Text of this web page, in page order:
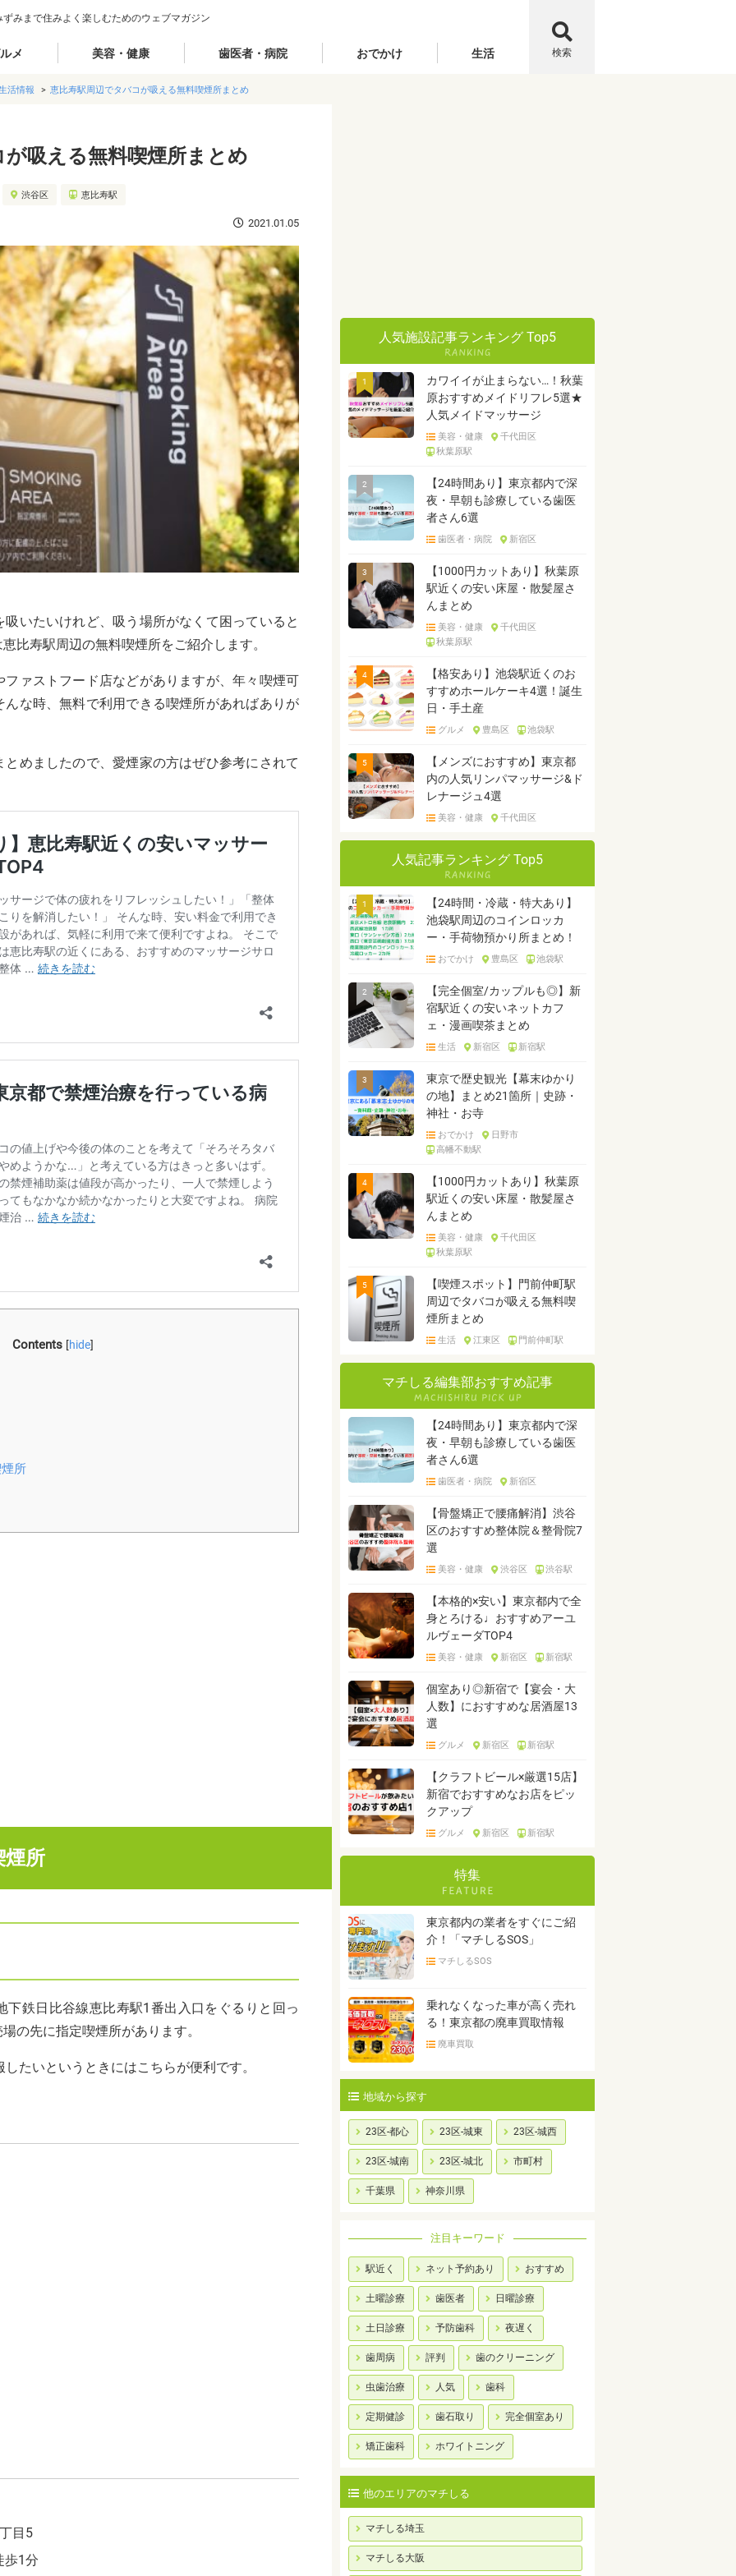
ずみまで住みよく楽しむためのウェブマガジン
メ 美容・健康 歯医者・病院 おでかけ 生活 検索
活情報 恵比寿駅周辺でタバコが吸える無料喫煙所まとめ
吸える無料喫煙所まとめ
渋谷区 恵比寿駅
2021.01.05
いたいけれど、吸う場所がなくて困っていると
比寿駅周辺の無料喫煙所をご紹介します。
ァストフード店などがありますが、年々喫煙可
な時、無料で利用できる喫煙所があればありが
めましたので、愛煙家の方はぜひ参考にされて
Contents [hide]
所
煙所
下鉄日比谷線恵比寿駅1番出入口をぐるりと回っ
の先に指定喫煙所があります。
たいというときにはこちらが便利です。
目5
歩1分
人気施設記事ランキング Top5
1
カワイイが止まらない…！秋葉
原おすすめメイドリフレ5選★
人気メイドマッサージ
美容・健康
千代田区
秋葉原駅
2
【24時間あり】東京都内で深
夜・早朝も診療している歯医
者さん6選
歯医者・病院 新宿区
3
【1000円カットあり】秋葉原
駅近くの安い床屋・散髪屋さ
んまとめ
美容・健康
千代田区
秋葉原駅
4
【格安あり】池袋駅近くのお
すすめホールケーキ4選！誕生
日・手土産
グルメ 豊島区 池袋駅
5
【メンズにおすすめ】東京都
内の人気リンパマッサージ&ド
レナージュ4選
美容・健康 千代田区
人気記事ランキング Top5
1
【24時間・冷蔵・特大あり】
池袋駅周辺のコインロッカ
ー・手荷物預かり所まとめ！
おでかけ 豊島区 池袋駅
2
【完全個室/カップルも◎】新
宿駅近くの安いネットカフ
ェ・漫画喫茶まとめ
生活 新宿区 新宿駅
3
東京で歴史観光【幕末ゆかり
の地】まとめ21箇所｜史跡・
神社・お寺
おでかけ
日野市
高幡不動駅
4
【1000円カットあり】秋葉原
駅近くの安い床屋・散髪屋さ
んまとめ
美容・健康
千代田区
秋葉原駅
5
【喫煙スポット】門前仲町駅
周辺でタバコが吸える無料喫
煙所まとめ
生活 江東区 門前仲町駅
マチしる編集部おすすめ記事
【24時間あり】東京都内で深
夜・早朝も診療している歯医
者さん6選
歯医者・病院 新宿区
【骨盤矯正で腰痛解消】渋谷
区のおすすめ整体院＆整骨院7
選
美容・健康 渋谷区 渋谷駅
【本格的×安い】東京都内で全
身とろける♩おすすめアーユ
ルヴェーダTOP4
美容・健康 新宿区 新宿駅
個室あり◎新宿で【宴会・大
人数】におすすめな居酒屋13
選
グルメ 新宿区 新宿駅
【クラフトビール×厳選15店】
新宿でおすすめなお店をピッ
クアップ
グルメ 新宿区 新宿駅
特集
東京都内の業者をすぐにご紹
介！「マチしるSOS」
マチしるSOS
乗れなくなった車が高く売れ
る！東京都の廃車買取情報
廃車買取
地域から探す
23区-都心 23区-城東 23区-城西
23区-城南 23区-城北 市町村
千葉県 神奈川県
注目キーワード
駅近く ネット予約あり おすすめ
土曜診療 歯医者 日曜診療
土日診療 予防歯科 夜遅く
歯周病 評判 歯のクリーニング
虫歯治療 人気 歯科
定期健診 歯石取り 完全個室あり
矯正歯科 ホワイトニング
他のエリアのマチしる
マチしる埼玉
マチしる大阪